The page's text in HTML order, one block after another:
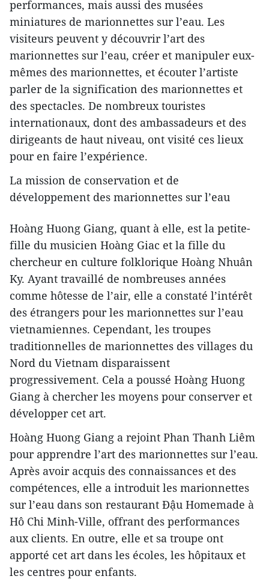
performances, mais aussi des musées
miniatures de marionnettes sur l’eau. Les
visiteurs peuvent y découvrir l’art des
marionnettes sur l’eau, créer et manipuler eux-
mêmes des marionnettes, et écouter l’artiste
parler de la signification des marionnettes et
des spectacles. De nombreux touristes
internationaux, dont des ambassadeurs et des
dirigeants de haut niveau, ont visité ces lieux
pour en faire l’expérience.
La mission de conservation et de
développement des marionnettes sur l’eau
Hoàng Huong Giang, quant à elle, est la petite-
fille du musicien Hoàng Giac et la fille du
chercheur en culture folklorique Hoàng Nhuân
Ky. Ayant travaillé de nombreuses années
comme hôtesse de l’air, elle a constaté l’intérêt
des étrangers pour les marionnettes sur l’eau
vietnamiennes. Cependant, les troupes
traditionnelles de marionnettes des villages du
Nord du Vietnam disparaissent
progressivement. Cela a poussé Hoàng Huong
Giang à chercher les moyens pour conserver et
développer cet art.
Hoàng Huong Giang a rejoint Phan Thanh Liêm
pour apprendre l’art des marionnettes sur l’eau.
Après avoir acquis des connaissances et des
compétences, elle a introduit les marionnettes
sur l’eau dans son restaurant Đậu Homemade à
Hô Chi Minh-Ville, offrant des performances
aux clients. En outre, elle et sa troupe ont
apporté cet art dans les écoles, les hôpitaux et
les centres pour enfants.